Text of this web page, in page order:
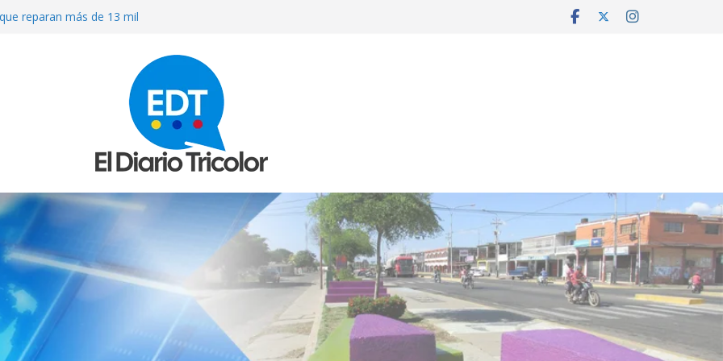
reparan más de 13 mil
a que atienda las necesidades
MEDICINAS EN FARMACIAS DE
DE MEDICAMENTOS
AL QUE INVADIERON LA CASA